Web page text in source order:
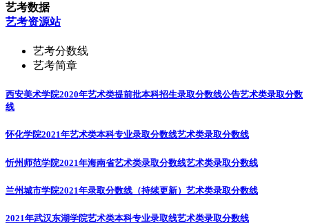
艺考数据
艺考资源站
艺考分数线
艺考简章
西安美术学院2020年艺术类提前批本科招生录取分数线公告艺术类录取分数
线
怀化学院2021年艺术类本科专业录取分数线艺术类录取分数线
忻州师范学院2021年海南省艺术类录取分数线艺术类录取分数线
兰州城市学院2021年录取分数线（持续更新） 艺术类录取分数线
2021年武汉东湖学院艺术类本科专业录取线艺术类录取分数线